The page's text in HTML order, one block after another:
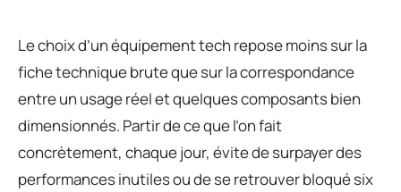
Le choix d’un équipement tech repose moins sur la
fiche technique brute que sur la correspondance
entre un usage réel et quelques composants bien
dimensionnés. Partir de ce que l’on fait
concrètement, chaque jour, évite de surpayer des
performances inutiles ou de se retrouver bloqué six